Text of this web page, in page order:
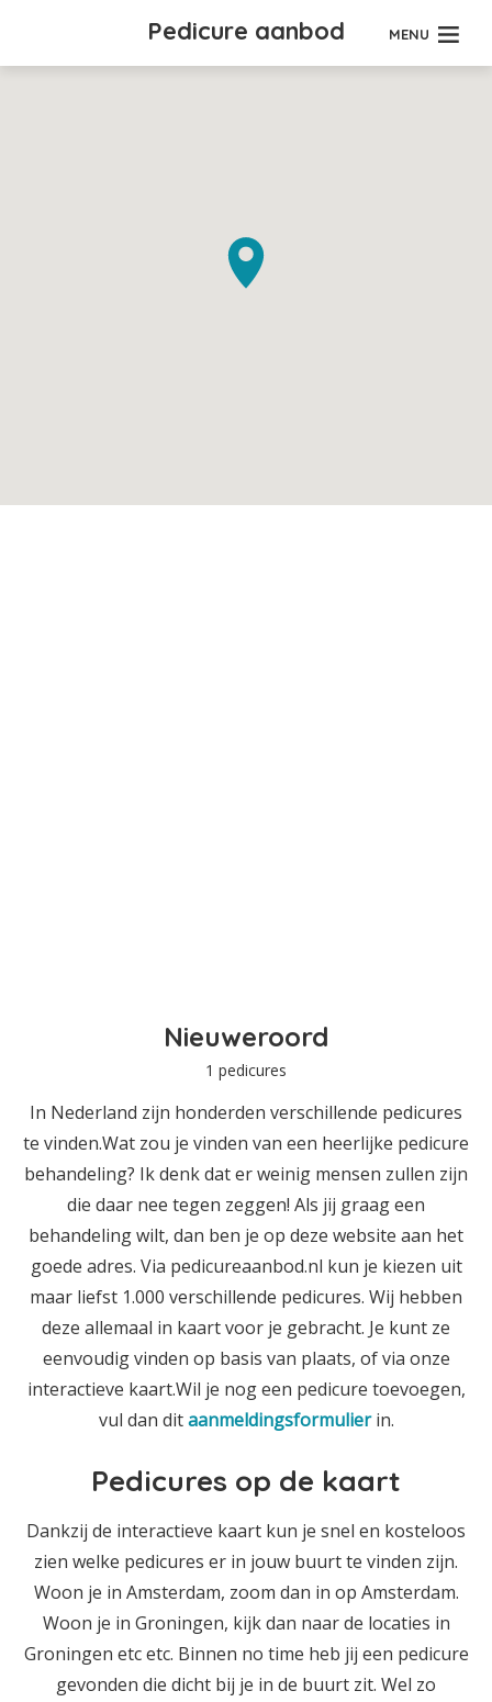
Pedicure aanbod MENU
Nieuweroord
1 pedicures
In Nederland zijn honderden verschillende pedicures
te vinden.Wat zou je vinden van een heerlijke pedicure
behandeling? Ik denk dat er weinig mensen zullen zijn
die daar nee tegen zeggen! Als jij graag een
behandeling wilt, dan ben je op deze website aan het
goede adres. Via pedicureaanbod.nl kun je kiezen uit
maar liefst 1.000 verschillende pedicures. Wij hebben
deze allemaal in kaart voor je gebracht. Je kunt ze
eenvoudig vinden op basis van plaats, of via onze
interactieve kaart.Wil je nog een pedicure toevoegen,
vul dan ditaanmeldingsformulierin.
Pedicures op de kaart
Dankzij de interactieve kaart kun je snel en kosteloos
zien welke pedicures er in jouw buurt te vinden zijn.
Woon je in Amsterdam, zoom dan in op Amsterdam.
Woon je in Groningen, kijk dan naar de locaties in
Groningen etc etc. Binnen no time heb jij een pedicure
gevonden die dicht bij je in de buurt zit. Wel zo